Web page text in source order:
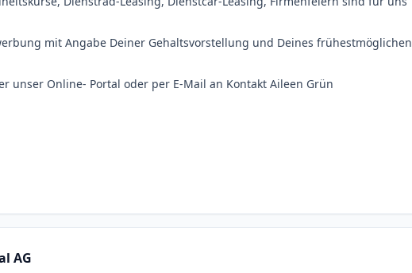
mit Angabe Deiner Gehaltsvorstellung und Deines frühestmöglichen
unser Online- Portal oder per E-Mail an Kontakt Aileen Grün
AG